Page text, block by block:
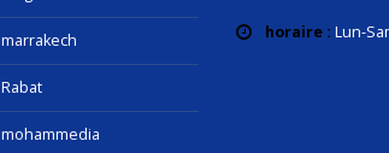
horaire : Lun-